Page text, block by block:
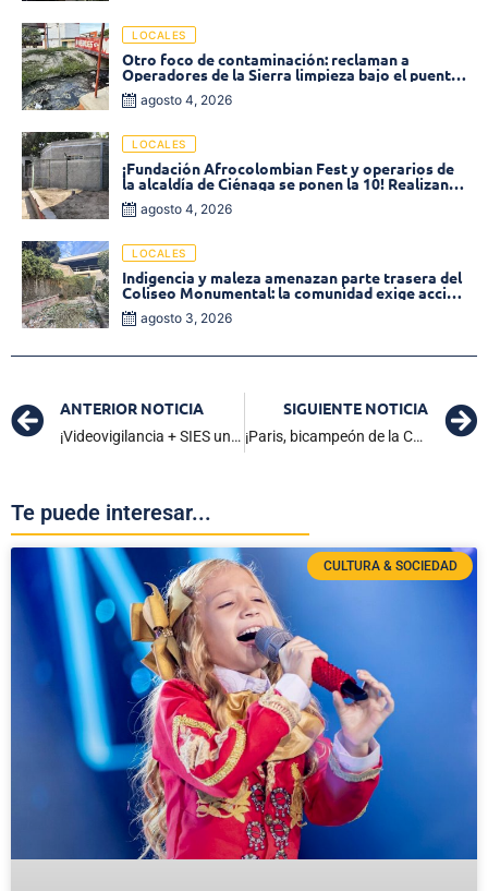
LOCALES
Otro foco de contaminación: reclaman a
Operadores de la Sierra limpieza bajo el puente
de la calle 19 con carrera 11
agosto 4, 2026
LOCALES
¡Fundación Afrocolombian Fest y operarios de
la alcaldía de Ciénaga se ponen la 10! Realizan
limpieza de la parte posterior del Coliseo
Monumental
agosto 4, 2026
LOCALES
Indigencia y maleza amenazan parte trasera del
Coliseo Monumental: la comunidad exige acción
inmediata!
agosto 3, 2026
ANTERIOR NOTICIA
¡Videovigilancia + SIES una realidad! Viceministro del Interior y el alcalde de Ciénaga realizaron seguimiento al proyecto
SIGUIENTE NOTICIA
¡Paris, bicampeón de la Champions League! En tanda de penales derrotó al Arsenal 4-3
Te puede interesar...
CULTURA & SOCIEDAD